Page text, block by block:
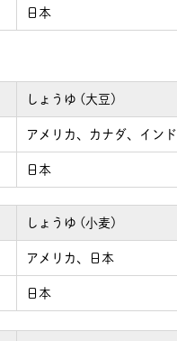
日本
しょうゆ (大豆)
アメリカ、カナダ、インド
日本
しょうゆ (小麦)
アメリカ、日本
日本